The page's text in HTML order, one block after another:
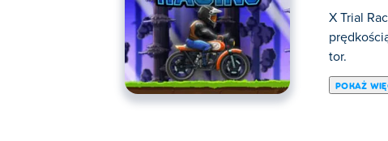
X Trial
tor.
POKAŻ
Tutaj możesz grać w X Trial Racing